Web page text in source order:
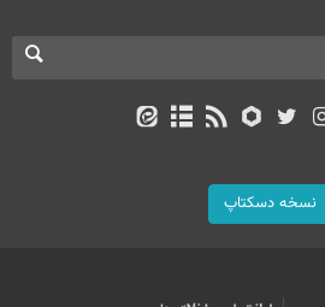
نسخه دسکتاپ